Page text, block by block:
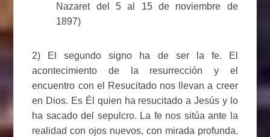
Nazaret del 5 al 15 de noviembre de
1897)
2) El segundo signo ha de ser la fe. El
acontecimiento de la resurrección y el
encuentro con el Resucitado nos llevan a creer
en Dios. Es Él quien ha resucitado a Jesús y lo
ha sacado del sepulcro. La fe nos sitúa ante la
realidad con ojos nuevos, con mirada profunda.